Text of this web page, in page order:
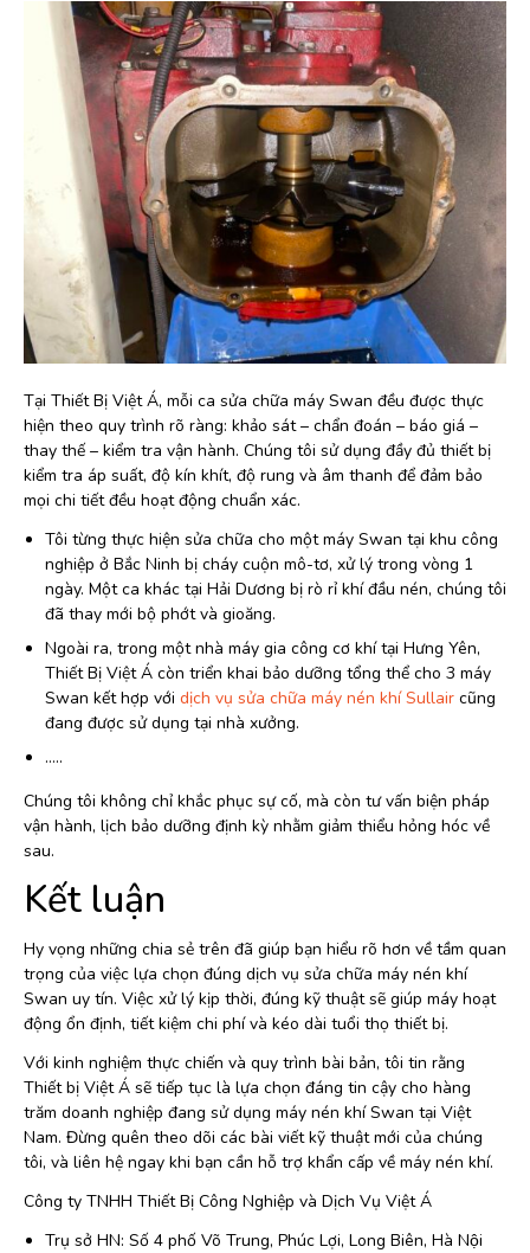
Tại Thiết Bị Việt Á, mỗi ca sửa chữa máy Swan đều được thực
hiện theo quy trình rõ ràng: khảo sát – chẩn đoán – báo giá –
thay thế – kiểm tra vận hành. Chúng tôi sử dụng đầy đủ thiết bị
kiểm tra áp suất, độ kín khít, độ rung và âm thanh để đảm bảo
mọi chi tiết đều hoạt động chuẩn xác.
Tôi từng thực hiện sửa chữa cho một máy Swan tại khu công
nghiệp ở Bắc Ninh bị cháy cuộn mô-tơ, xử lý trong vòng 1
ngày. Một ca khác tại Hải Dương bị rò rỉ khí đầu nén, chúng tôi
đã thay mới bộ phớt và gioăng.
Ngoài ra, trong một nhà máy gia công cơ khí tại Hưng Yên,
Thiết Bị Việt Á còn triển khai bảo dưỡng tổng thể cho 3 máy
Swan kết hợp với dịch vụ sửa chữa máy nén khí Sullair cũng
đang được sử dụng tại nhà xưởng.
…..
Chúng tôi không chỉ khắc phục sự cố, mà còn tư vấn biện pháp
vận hành, lịch bảo dưỡng định kỳ nhằm giảm thiểu hỏng hóc về
sau.
Kết luận
Hy vọng những chia sẻ trên đã giúp bạn hiểu rõ hơn về tầm quan
trọng của việc lựa chọn đúng dịch vụ sửa chữa máy nén khí
Swan uy tín. Việc xử lý kịp thời, đúng kỹ thuật sẽ giúp máy hoạt
động ổn định, tiết kiệm chi phí và kéo dài tuổi thọ thiết bị.
Với kinh nghiệm thực chiến và quy trình bài bản, tôi tin rằng
Thiết bị Việt Á sẽ tiếp tục là lựa chọn đáng tin cậy cho hàng
trăm doanh nghiệp đang sử dụng máy nén khí Swan tại Việt
Nam. Đừng quên theo dõi các bài viết kỹ thuật mới của chúng
tôi, và liên hệ ngay khi bạn cần hỗ trợ khẩn cấp về máy nén khí.
Công ty TNHH Thiết Bị Công Nghiệp và Dịch Vụ Việt Á
Trụ sở HN: Số 4 phố Võ Trung, Phúc Lợi, Long Biên, Hà Nội